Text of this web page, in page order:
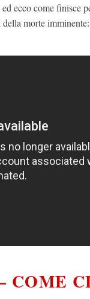
ecco come finisce
morte
COME